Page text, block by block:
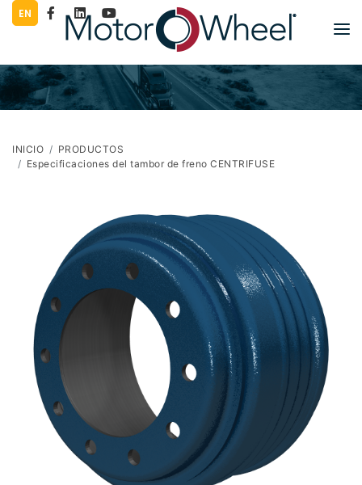
EN
PRODUCTOS
LITERATURA
CONTACTO
INICIO
PRODUCTOS
Especificaciones del tambor de freno CENTRIFUSE